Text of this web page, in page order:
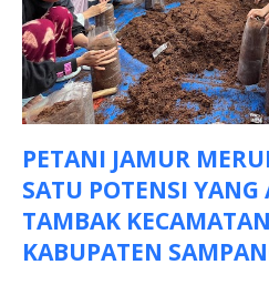
PETANI JAMUR
SATU POTENSI YANG
TAMBAK
KABUPATEN